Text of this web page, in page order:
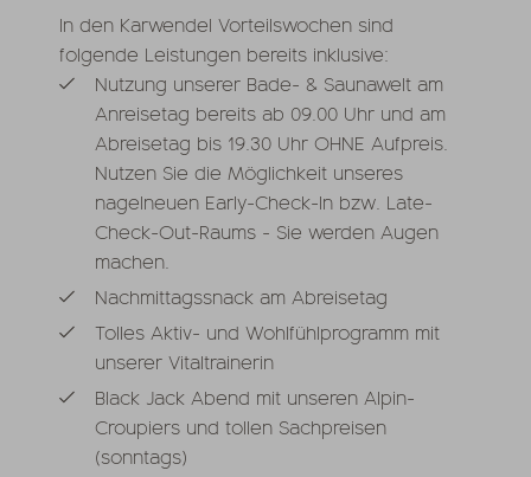
In den Karwendel Vorteilswochen sind
folgende Leistungen bereits inklusive:
Nutzung unserer Bade- & Saunawelt am
Anreisetag bereits ab 09.00 Uhr und am
Abreisetag bis 19.30 Uhr OHNE Aufpreis.
Nutzen Sie die Möglichkeit unseres
nagelneuen Early-Check-In bzw. Late-
Check-Out-Raums - Sie werden Augen
machen.
Nachmittagssnack am Abreisetag
Tolles Aktiv- und Wohlfühlprogramm mit
unserer Vitaltrainerin
Black Jack Abend mit unseren Alpin-
Croupiers und tollen Sachpreisen
(sonntags)